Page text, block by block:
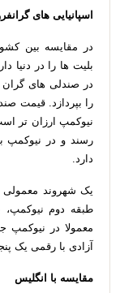
اسپانیایی های
در مقایسه بین
بلیت ها را در دنیا
در صندلی های
را بپردازد. قیمت
نیوکمپ ارزان تر
رسند و در نیوکمپ
دارد.
یک شهروند معمولی
طبقه دوم نیوکمپ،
معمولا در نیوکمپ
آزادی با رقمی یک
مقایسه با انگلیس